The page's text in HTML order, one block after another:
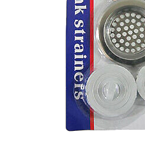
Masca & Gel de par
Servetele Umede & Uscate